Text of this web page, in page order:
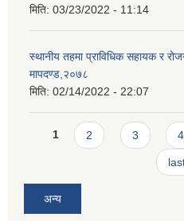
मिति: 03/23/2022 - 11:14
स्थानीय तहमा प्राविधिक सहायक र
मापदण्ड,२०७८
मिति: 02/14/2022 - 22:07
Pages
1 2 3 4
अन्य